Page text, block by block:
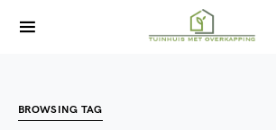
BROWSING TAG